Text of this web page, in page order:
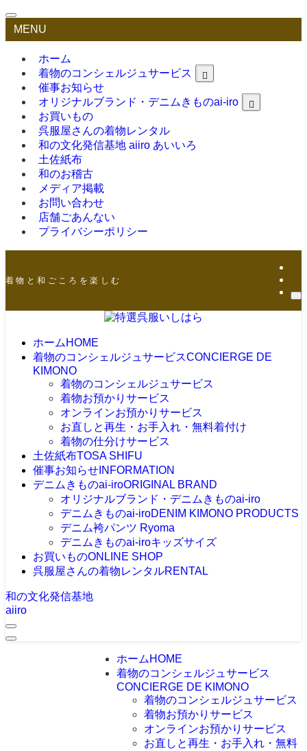
MENU
ホーム
着物のコンシェルジュサービス
催事お知らせ
オリジナルブランド・デニムきものai-iro
お買いもの
呉服屋さんの着物レンタル
和の文化発信基地 aiiro あいいろ
土佐紙布
和のお稽古
メディア掲載
お問い合わせ
店舗ごあんない
プライバシーポリシー
着 物 と 和 ご こ ろ を 楽 し む
ホーム HOME
着物のコンシェルジュサービスCONCIERGE DE
KIMONO
着物のコンシェルジュサービス
着物お預かりサービス
オンラインお預かりサービス
お直しと再生・お手入れ・無料着付け
着物の仕分けサービス
土佐紙布TOSA SHIFU
催事お知らせ INFORMATION
デニムきものai-iroORIGINAL BRAND
オリジナルブランド・デニムきものai-iro
デニムきものai-iroDENIM KIMONO PRODUCTS
デニム袴パンツ Ryoma
デニムきものai-iroキッズサイズ
お買いものONLINE SHOP
呉服屋さんの着物レンタルRENTAL
和の文化発信基地
aiiro
ホーム HOME
着物のコンシェルジュサービス
CONCIERGE DE KIMONO
着物のコンシェルジュサービス
着物お預かりサービス
オンラインお預かりサービス
お直しと再生・お手入れ・無料